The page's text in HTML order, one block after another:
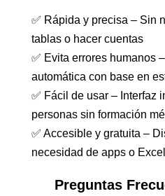
✅ Rápida y precisa – Sin
tablas o hacer cuentas
✅ Evita errores humanos
automática con base en
✅ Fácil de usar – Interfaz
personas sin formación
✅ Accesible y gratuita –
necesidad de apps o Excel
Preguntas